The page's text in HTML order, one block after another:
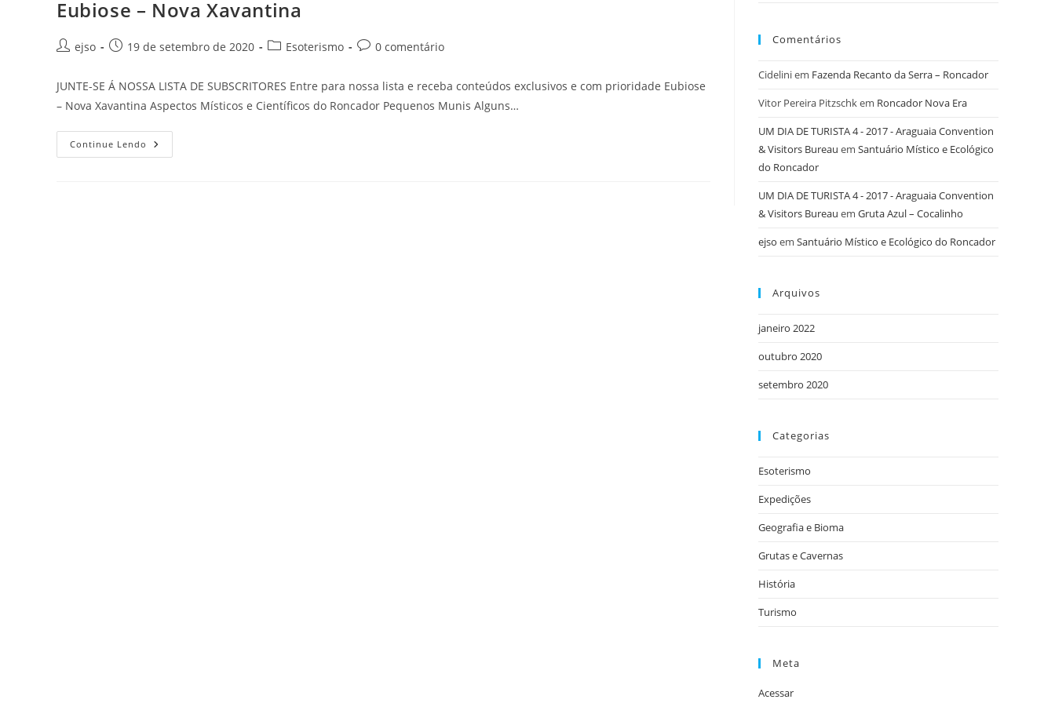
Eubiose – Nova Xavantina
Autor
post:
ejso
Post19 de setembro de 2020
Categoria
post:
Esoterismo
Comentários
0 comentário
JUNTE-SE Á NOSSA LISTA DE SUBSCRITORES Entre para nossa lista e receba conteúdos exclusivos e com prioridade Eubiose
– Nova Xavantina Aspectos Místicos e Científicos do Roncador Pequenos Munis Alguns…
Continue Lendo Eubiose
–
Comentários
Cideliniem Fazenda Recanto da Serra – Roncador
Vitor Pereira Pitzschkem Roncador Nova Era
UM DIA DE TURISTA 4 - 2017 - Araguaia Convention
& Visitors Bureau em Santuário Místico e Ecológico
do Roncador
UM DIA DE TURISTA 4 - 2017 - Araguaia Convention
& Visitors Bureau em Gruta Azul – Cocalinho
ejso em Santuário Místico e Ecológico do Roncador
Arquivos
janeiro 2022
outubro 2020
setembro 2020
Categorias
Esoterismo
Expedições
Geografia e Bioma
Grutas e Cavernas
História
Turismo
Meta
Acessar